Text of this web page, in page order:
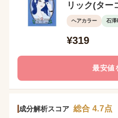
リック(ター
ヘアカラー 石澤
¥319
最安値
成分解析スコア 総合 4.7点